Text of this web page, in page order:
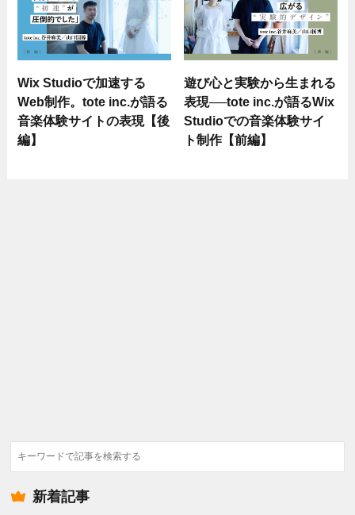
Wix Studioで加速する
Web制作。tote inc.が語る
音楽体験サイトの表現【後
編】
遊び心と実験から生まれる
表現──tote inc.が語るWix
Studioでの音楽体験サイ
ト制作【前編】
検
索
新着記事